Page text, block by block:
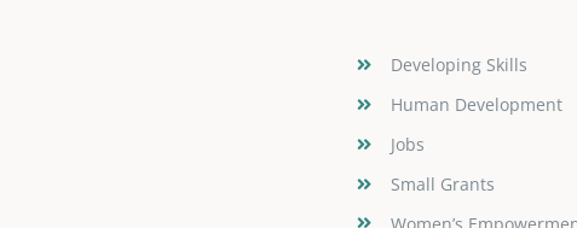
Developing Skills
Human Development
Jobs
Small Grants
Women’s